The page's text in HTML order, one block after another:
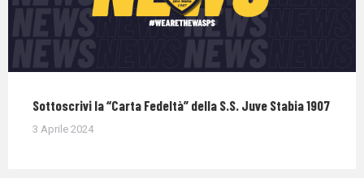
Sottoscrivi la “Carta Fedeltà” della S.S. Juve Stabia 1907
3 Aprile 2024